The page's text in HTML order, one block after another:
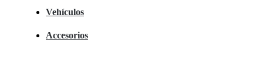
Vehículos
Accesorios